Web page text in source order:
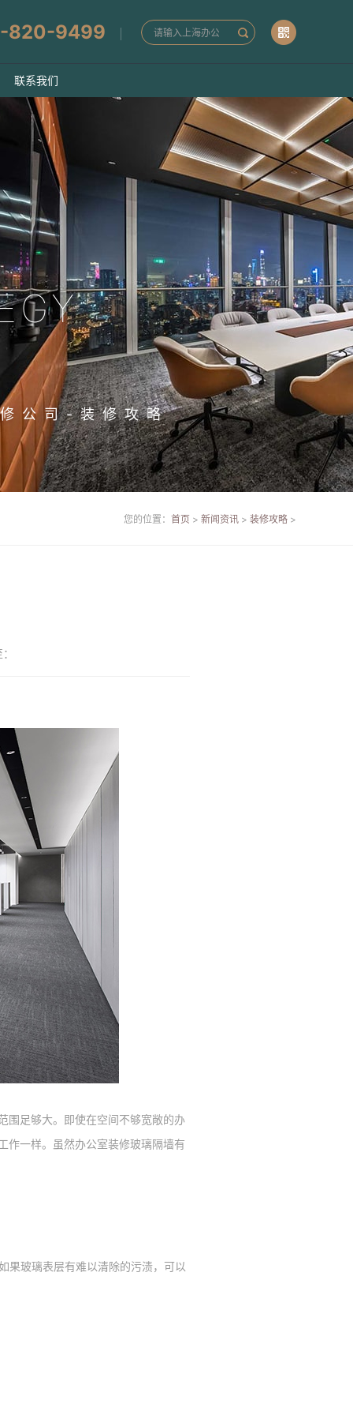
820-9499
联系我们
公司-装修攻略
您的位置： 首页 > 新闻资讯 > 装修攻略 >
围足够大。即使在空间不够宽敞的办
作一样。虽然办公室装修玻璃隔墙有
果玻璃表层有难以清除的污渍，可以